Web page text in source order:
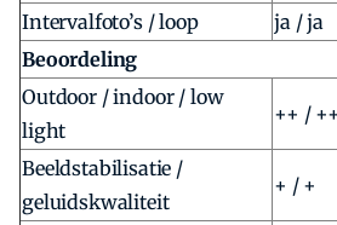
Intervalfoto’s / loop
ja / ja
Beoordeling
Outdoor / indoor / low
light
++ /
Beeldstabilisatie /
geluidskwaliteit
+ / +